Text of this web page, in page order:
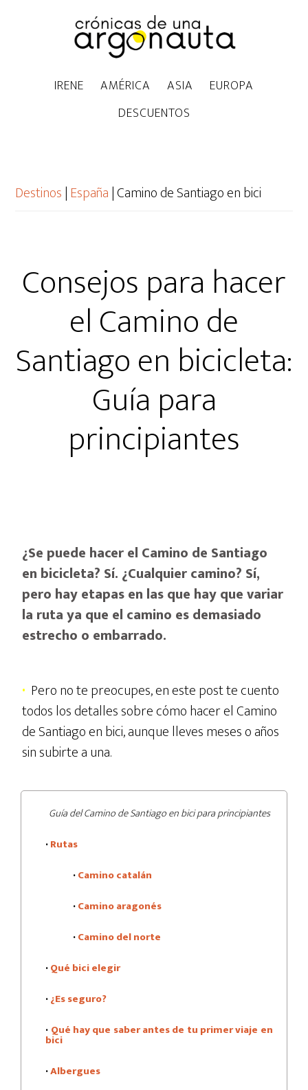
IRENE AMÉRICA ASIA
EUROPA
DESCUENTOS
Destinos|España|Camino de Santiago en bici
Consejos para hacer
el Camino de
Santiago en bicicleta:
Guía para
principiantes
¿Se puede hacer el Camino de Santiago
en bicicleta? Sí. ¿Cualquier camino? Sí,
pero hay etapas en las que hay que variar
la ruta ya que el camino es demasiado
estrecho o embarrado.
· Pero no te preocupes, en este post te cuento
todos los detalles sobre cómo hacer el Camino
de Santiago en bici, aunque lleves meses o años
sin subirte a una.
Guía del Camino de Santiago en bici para principiantes
·Rutas
·Camino catalán
·Camino aragonés
·Camino del norte
·Qué bici elegir
·¿Es seguro?
· Qué hay que saber antes de tu primer viaje en
bici
·Albergues